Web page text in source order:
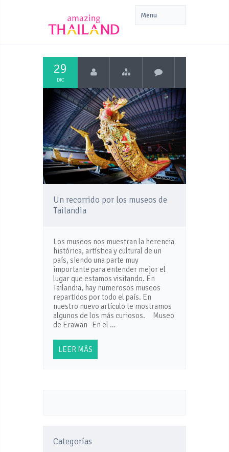
29
DIC
Un recorrido por los museos de
Tailandia
Los museos nos muestran la herencia
histórica, artística y cultural de un
país, siendo una parte muy
importante para entender mejor el
lugar que estamos visitando. En
Tailandia, hay numerosos museos
repartidos por todo el país. En
nuestro nuevo artículo te mostramos
algunos de los más curiosos. Museo
de Erawan En el …
LEER MÁS
Categorías